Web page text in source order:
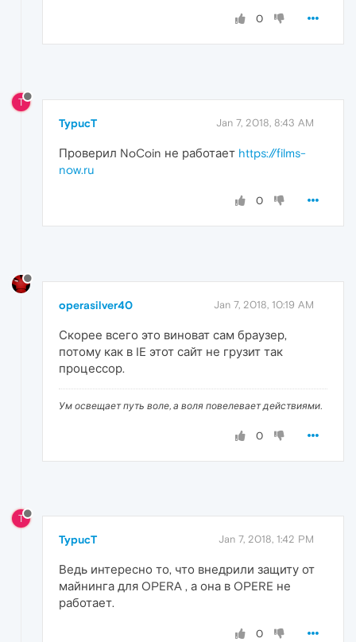
0
T
TypucT Jan 7, 2018, 8:43 AM
Проверил NoCoin не работает https://films-
now.ru
0
operasilver40 Jan 7, 2018, 10:19 AM
Скорее всего это виноват сам браузер,
потому как в IE этот сайт не грузит так
процессор.
Ум освещает путь воле, а воля повелевает действиями.
0
T
TypucT Jan 7, 2018, 1:42 PM
Ведь интересно то, что внедрили защиту от
майнинга для OPERA , а она в OPERE не
работает.
0